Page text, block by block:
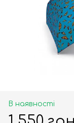
В наявності